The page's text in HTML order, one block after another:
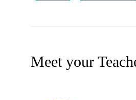
Meet your